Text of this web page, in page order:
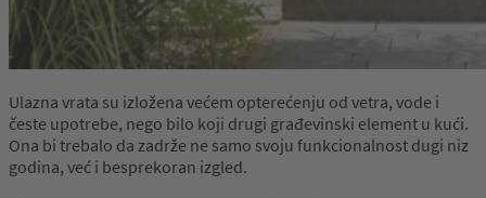
Ulazna vrata su izložena većem opterećenju od vetra, vode i
česte upotrebe, nego bilo koji drugi građevinski element u kući.
Ona bi trebalo da zadrže ne samo svoju funkcionalnost dugi niz
godina, već i besprekoran izgled.